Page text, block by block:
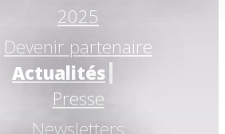
2025
Devenir partenaire
Actualités
Presse